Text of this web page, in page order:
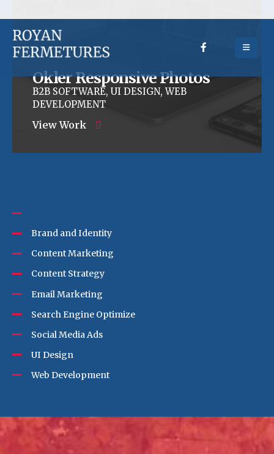
View Work
Okler Responsive Photos
B2B SOFTWARE, UI DESIGN, WEB
DEVELOPMENT
Brand and Identity
Content Marketing
Content Strategy
Email Marketing
Search Engine Optimize
Social Media Ads
UI Design
Web Development